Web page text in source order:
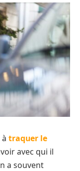
traquer le
avec qui il
a souvent